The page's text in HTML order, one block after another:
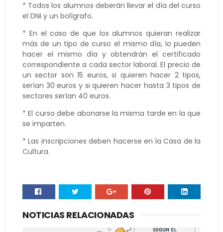
* Todos los alumnos deberán llevar el día del curso
el DNI y un bolígrafo.
* En el caso de que los alumnos quieran realizar
más de un tipo de curso el mismo día, lo pueden
hacer el mismo día y obtendrán el certificado
correspondiente a cada sector laboral. El precio de
un sector son 15 euros, si quieren hacer 2 tipos,
serían 30 euros y si quieren hacer hasta 3 tipos de
sectores serían 40 euros.
* El curso debe abonarse la misma tarde en la que
se imparten.
* Las inscripciones deben hacerse en la Casa de la
Cultura.
NOTICIAS RELACIONADAS